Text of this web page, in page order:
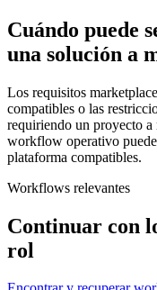
Cuándo puede
una solución a
Los requisitos
compatibles o las
requiriendo un proyecto a
workflow operativo
plataforma compatibles.
Workflows relevantes
Continuar con
rol